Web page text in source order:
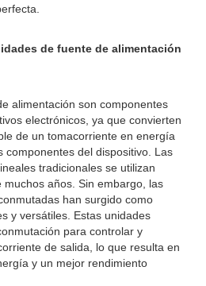
de fuente de alimentación
alimentación son componentes
electrónicos, ya que convierten
de un tomacorriente en energía
componentes del dispositivo. Las
tradicionales se utilizan
años. Sin embargo, las
han surgido como
y versátiles. Estas unidades
para controlar y
de salida, lo que resulta en
y un mejor rendimiento